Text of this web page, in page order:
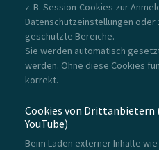
z. B. Session-Cookies zur
Datenschutzeinstellungen oder
geschützte Bereiche.
Sie werden automatisch
werden. Ohne diese Cookies
korrekt.
Cookies von Drittanbietern
YouTube)
Beim Laden externer Inhalte